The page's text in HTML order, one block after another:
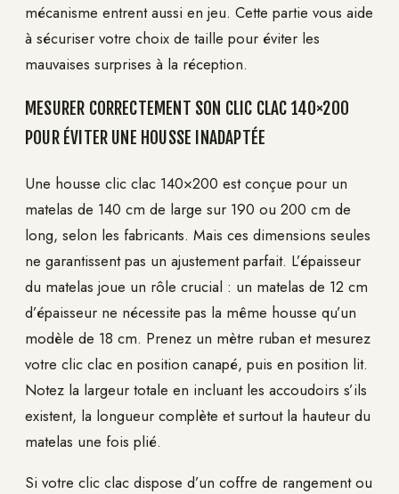
mécanisme entrent aussi en jeu. Cette partie vous aide
à sécuriser votre choix de taille pour éviter les
mauvaises surprises à la réception.
MESURER CORRECTEMENT SON CLIC CLAC 140×200
POUR ÉVITER UNE HOUSSE INADAPTÉE
Une housse clic clac 140×200 est conçue pour un
matelas de 140 cm de large sur 190 ou 200 cm de
long, selon les fabricants. Mais ces dimensions seules
ne garantissent pas un ajustement parfait. L’épaisseur
du matelas joue un rôle crucial : un matelas de 12 cm
d’épaisseur ne nécessite pas la même housse qu’un
modèle de 18 cm. Prenez un mètre ruban et mesurez
votre clic clac en position canapé, puis en position lit.
Notez la largeur totale en incluant les accoudoirs s’ils
existent, la longueur complète et surtout la hauteur du
matelas une fois plié.
Si votre clic clac dispose d’un coffre de rangement ou